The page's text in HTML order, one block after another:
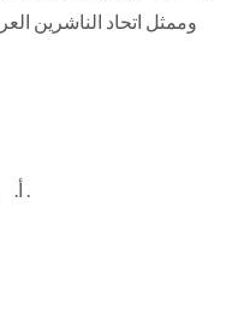
وممثل اتحاد الناشرين
‌أ. توقيف العضو المخالف عن المشاركه في المعارض لمدة معينة لحين تنفيذ المطلوب منه .